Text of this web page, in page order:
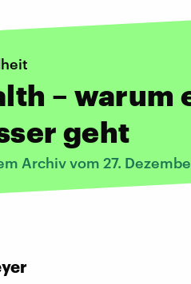
– warum
geht
Archiv vom 27.